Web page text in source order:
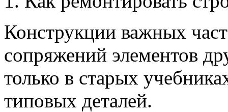
Конструкции важных
сопряжений элементов
только в старых
типовых деталей.